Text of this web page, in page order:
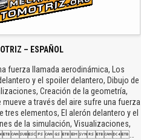
– ESPAÑOL
fuerza llamada aerodinámica, Los
y el spoiler delantero, Dibujo de
Creación de la geometría,
a través del aire sufre una fuerza
tres elementos, El alerón delantero y el
de la simulación, Visualizaciones,
…